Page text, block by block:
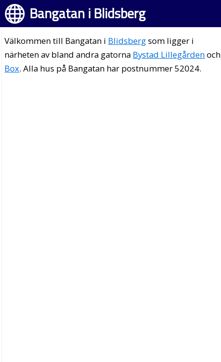
Bangatan i Blidsberg
Välkommen till Bangatan i Blidsbergsom ligger i
närheten av bland andra gatorna Bystad Lillegårdenoch
Box. Alla hus på Bangatan har postnummer 52024.